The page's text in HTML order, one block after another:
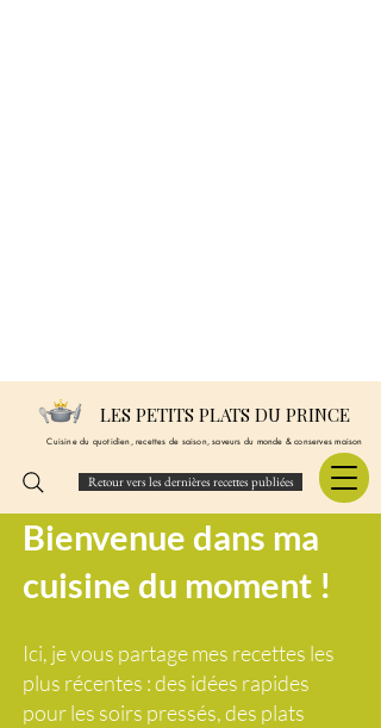
LES PETITS PLATS DU PRINCE
Cuisine du quotidien, recettes de saison, saveurs du monde & conserves maison
Retour vers les dernières recettes publiées
Bienvenue dans ma
cuisine du moment !
Ici, je vous partage mes recettes les
plus récentes : des idées rapides
pour les soirs pressés, des plats